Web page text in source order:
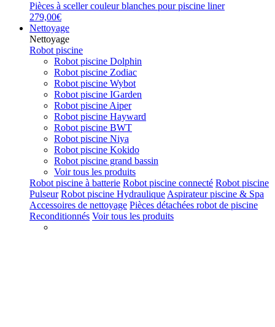
Pièces à sceller couleur blanches pour piscine liner
279,00€
Nettoyage
Nettoyage
Robot piscine
Robot piscine Dolphin
Robot piscine Zodiac
Robot piscine Wybot
Robot piscine IGarden
Robot piscine Aiper
Robot piscine Hayward
Robot piscine BWT
Robot piscine Niya
Robot piscine Kokido
Robot piscine grand bassin
Voir tous les produits
Robot piscine à batterie Robot piscine connecté Robot piscine
Pulseur Robot piscine Hydraulique Aspirateur piscine & Spa
Accessoires de nettoyage Pièces détachées robot de piscine
Reconditionnés Voir tous les produits